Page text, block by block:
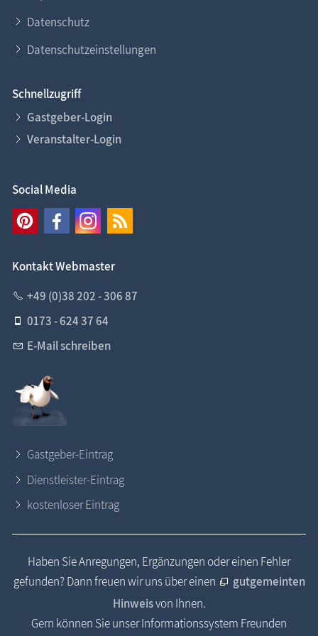
Datenschutz
Datenschutzeinstellungen
Schnellzugriff
Gastgeber-Login
Veranstalter-Login
Social Media
Kontakt Webmaster
+49 (0)38 202 - 306 87
0173 - 624 37 64
E-Mail schreiben
Gastgeber-Eintrag
Dienstleister-Eintrag
kostenloser Eintrag
Haben Sie Anregungen, Ergänzungen oder einen Fehler
gefunden? Dann freuen wir uns über einen
gutgemeinten
Hinweisvon Ihnen.
Gern können Sie unser Informationssystem Freunden